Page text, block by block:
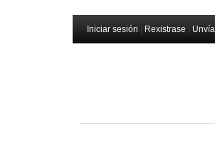
Iniciar sesión Rexistrase